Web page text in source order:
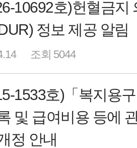
10692호)헌혈금지
정보 제공 알림
조회 5044
1533호)「복지용
및 급여비용 등에
정 안내